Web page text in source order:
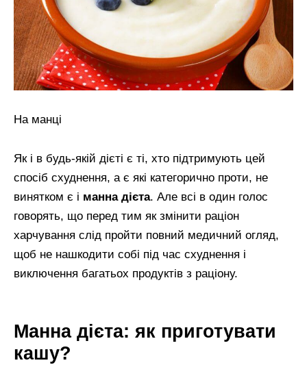
На манці
Як і в будь-якій дієті є ті, хто підтримують цей
спосіб схуднення, а є які категорично проти, не
винятком є і манна дієта. Але всі в один голос
говорять, що перед тим як змінити раціон
харчування слід пройти повний медичний огляд,
щоб не нашкодити собі під час схуднення і
виключення багатьох продуктів з раціону.
Манна дієта: як приготувати
кашу?